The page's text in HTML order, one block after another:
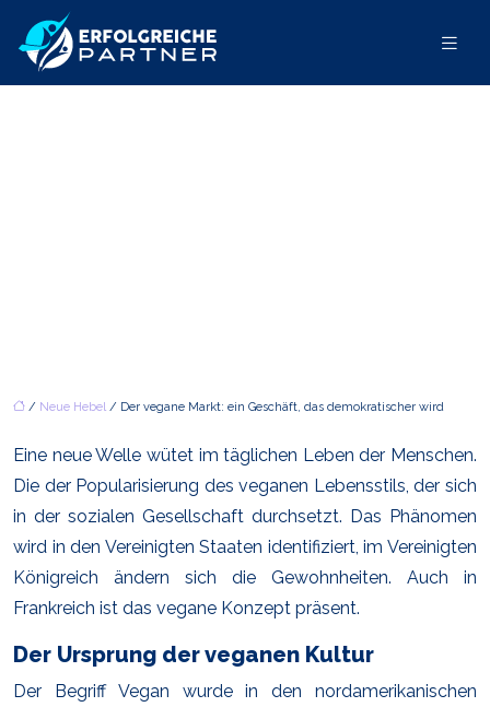
/ Neue Hebel / Der vegane Markt: ein Geschäft, das demokratischer wird
Eine neue Welle wütet im täglichen Leben der Menschen.
Die der Popularisierung des veganen Lebensstils, der sich
in der sozialen Gesellschaft durchsetzt. Das Phänomen
wird in den Vereinigten Staaten identifiziert, im Vereinigten
Königreich ändern sich die Gewohnheiten. Auch in
Frankreich ist das vegane Konzept präsent.
Der Ursprung der veganen Kultur
Der Begriff Vegan wurde in den nordamerikanischen